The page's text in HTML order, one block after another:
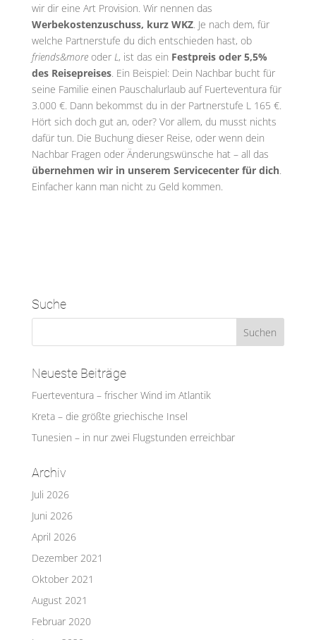
wir dir eine Art Provision. Wir nennen das
Werbekostenzuschuss, kurz WKZ. Je nach dem, für
welche Partnerstufe du dich entschieden hast, ob
friends&moreoder L, ist das ein Festpreis oder 5,5%
des Reisepreises. Ein Beispiel: Dein Nachbar bucht für
seine Familie einen Pauschalurlaub auf Fuerteventura für
3.000 €. Dann bekommst du in der Partnerstufe L 165 €.
Hört sich doch gut an, oder? Vor allem, du musst nichts
dafür tun. Die Buchung dieser Reise, oder wenn dein
Nachbar Fragen oder Änderungswünsche hat – all das
übernehmen wir in unserem Servicecenter für dich.
Einfacher kann man nicht zu Geld kommen.
Suche
Neueste Beiträge
Fuerteventura – frischer Wind im Atlantik
Kreta – die größte griechische Insel
Tunesien – in nur zwei Flugstunden erreichbar
Archiv
Juli 2026
Juni 2026
April 2026
Dezember 2021
Oktober 2021
August 2021
Februar 2020